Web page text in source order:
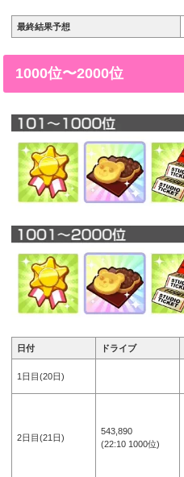
最終結果予想
1000位〜2000位
日付 ドライブ
1日目(20日)
2日目(21日)
543,890
(22:10 1000位)